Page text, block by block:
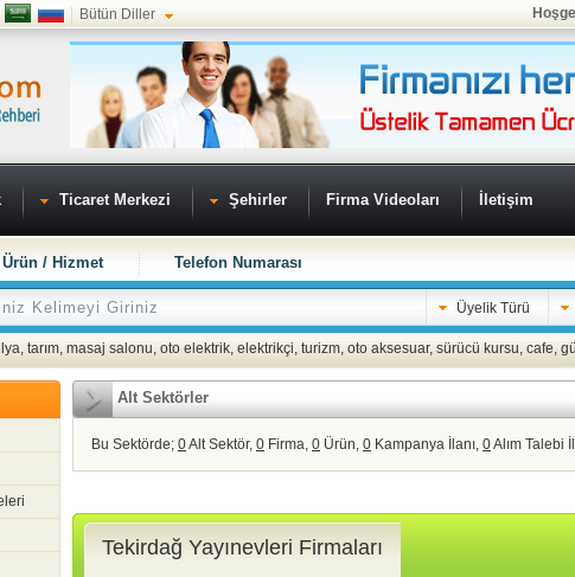
Bütün Diller
Ticaret Merkezi Şehirler Firma Videoları İletişim
Ürün / Hizmet Telefon Numarası
Üyelik Türü
, tarım, masaj salonu, oto elektrik, elektrikçi, turizm, oto aksesuar, sürücü kursu, cafe,
Alt Sektörler
Bu Sektörde; 0Alt Sektör, 0 Firma, 0 Ürün, 0 Kampanya İlanı, 0Alım Talebi
Tekirdağ Yayınevleri Firmaları